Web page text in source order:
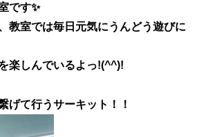
です✨
教室では毎日元気にうんどう遊びに
楽しんでいるよっ!(^^)!
げて行うサーキット！！